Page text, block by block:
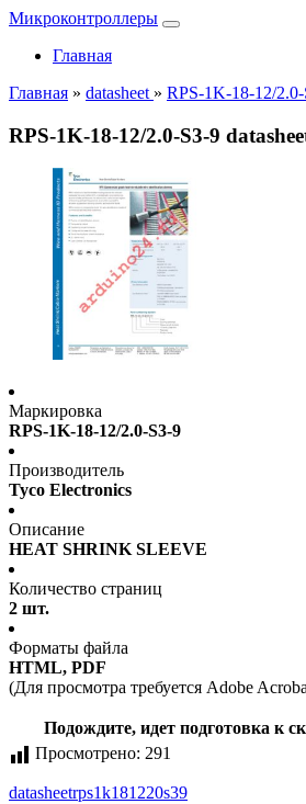
Микроконтроллеры
Главная
Главная » datasheet » RPS-1K-18-12/2.0-
RPS-1K-18-12/2.0-S3-9
Маркировка
RPS-1K-18-12/2.0-S3-9
Производитель
Tyco Electronics
Описание
HEAT SHRINK SLEEVE
Количество страниц
2 шт.
Форматы файла
HTML, PDF
(Для просмотра требуется Adobe
Подождите, идет подготовка к
Просмотрено: 291
datasheetrps1k181220s39